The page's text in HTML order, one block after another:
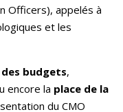
Officers), appelés à
et les
budgets,
encore la place de la
du CMO